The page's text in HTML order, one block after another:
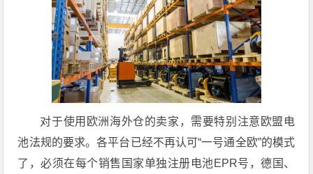
对于使用欧洲海外仓的卖家，需要特别注意欧盟电
池法规的要求。各平台已经不再认可“一号通全欧”的模式
了，必须在每个销售国家单独注册电池EPR号，德国、